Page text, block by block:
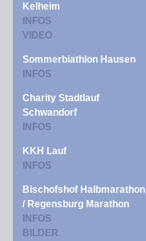
Kelheim
INFOS
VIDEO
Sommerbiathlon Hausen
INFOS
Charity Stadtlauf
Schwandorf
INFOS
KKH Lauf
INFOS
Bischofshof Halbmarathon
/ Regensburg Marathon
INFOS
BILDER